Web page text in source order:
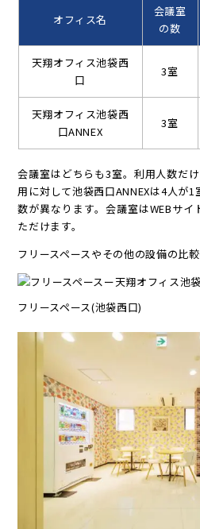
オフィス名
会議室
の数
天翔オフィス池袋西
口
3室
天翔オフィス池袋西
口ANNEX
3室
会議室はどちらも3室。利用人数だ
用に対して池袋西口ANNEXは4人が
数が異なります。会議室はWEBサ
ただけます。
フリースペースやその他の設備の比較
フリースペース(池袋西口)